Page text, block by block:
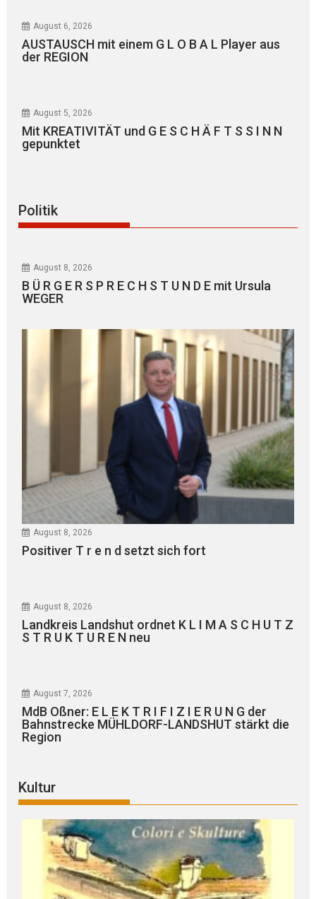
August 6, 2026
AUSTAUSCH mit einem G L O B A L Player aus
der REGION
August 5, 2026
Mit KREATIVITÄT und G E S C H Ä F T S S I N N
gepunktet
Politik
August 8, 2026
B Ü R G E R S P R E C H S T U N D E mit Ursula
WEGER
August 8, 2026
Positiver T r e n d setzt sich fort
August 8, 2026
Landkreis Landshut ordnet K L I M A S C H U T Z
S T R U K T U R E N neu
August 7, 2026
MdB Oßner: E L E K T R I F I Z I E R U N G der
Bahnstrecke MÜHLDORF-LANDSHUT stärkt die
Region
Kultur